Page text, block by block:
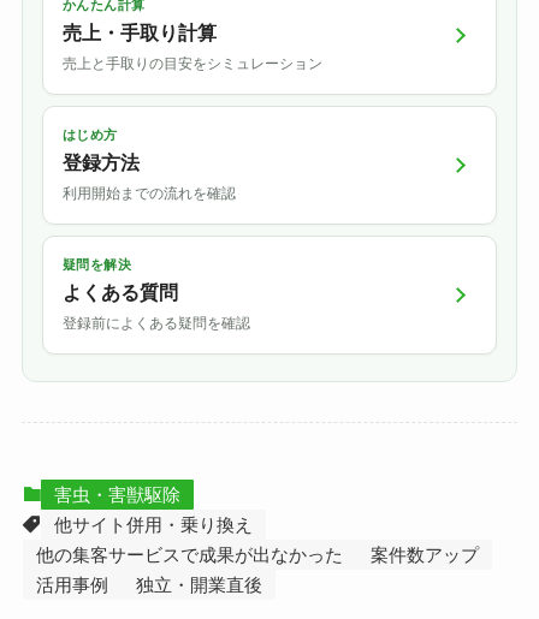
かんたん計算
売上・手取り計算
売上と手取りの目安をシミュレーション
はじめ方
登録方法
利用開始までの流れを確認
疑問を解決
よくある質問
登録前によくある疑問を確認
害虫・害獣駆除
他サイト併用・乗り換え
他の集客サービスで成果が出なかった
案件数アップ
活用事例
独立・開業直後